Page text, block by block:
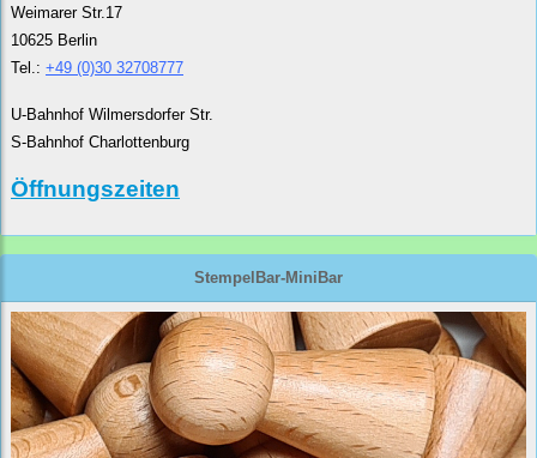
Weimarer Str.17
10625 Berlin
Tel.: +49 (0)30 32708777
U-Bahnhof Wilmersdorfer Str.
S-Bahnhof Charlottenburg
Öffnungszeiten
StempelBar-MiniBar